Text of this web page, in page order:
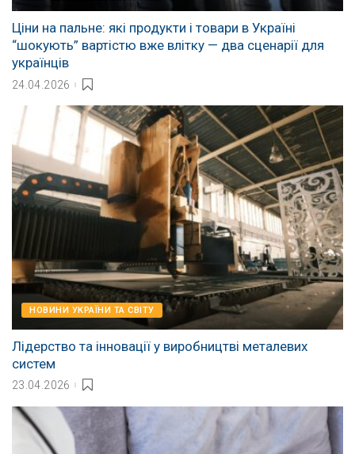
Ціни на пальне: які продукти і товари в Україні
“шокують” вартістю вже влітку — два сценарії для
українців
24.04.2026
НОВИНИ УКРАЇНИ ТА СВІТУ
Лідерство та інновації у виробництві металевих
систем
23.04.2026